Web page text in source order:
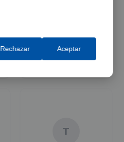
esterilización
T
Rechazar Aceptar